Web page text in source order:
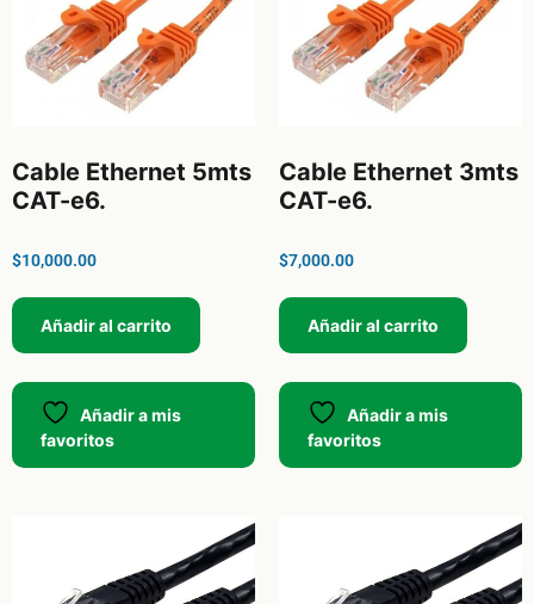
Cable Ethernet 5mts
CAT-e6.
$10,000.00
Añadir al carrito
Añadir a mis
favoritos
Cable Ethernet 3mts
CAT-e6.
$7,000.00
Añadir al carrito
Añadir a mis
favoritos